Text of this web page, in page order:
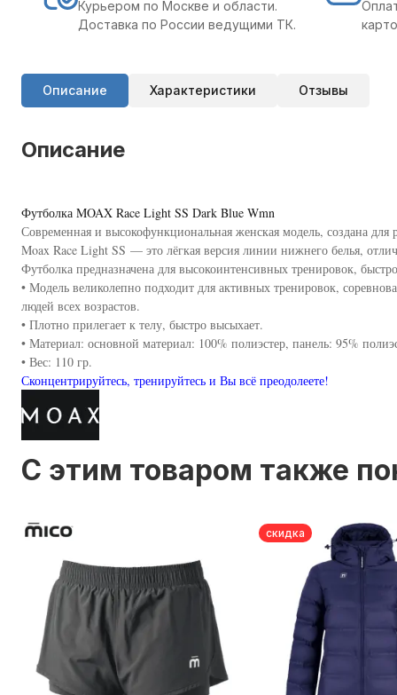
Курьером по Москве и области.
Доставка по России ведущими ТК.
Описание Характеристики Отзывы
Описание
Футболка MOAX Race Light SS Dark Blue Wmn
Современная и высокофункциональная женская модель, создана
Moax Race Light SS — это лёгкая версия линии нижнего белья,
Футболка предназначена для высокоинтенсивных тренировок,
• Модель великолепно подходит для активных тренировок,
людей всех возрастов.
• Плотно прилегает к телу, быстро высыхает.
• Материал: основной материал: 100% полиэстер, панель: 95%
• Вес: 110 гр.
Сконцентрируйтесь, тренируйтесь и Вы всё преодолеете!
C этим товаром также
скидка